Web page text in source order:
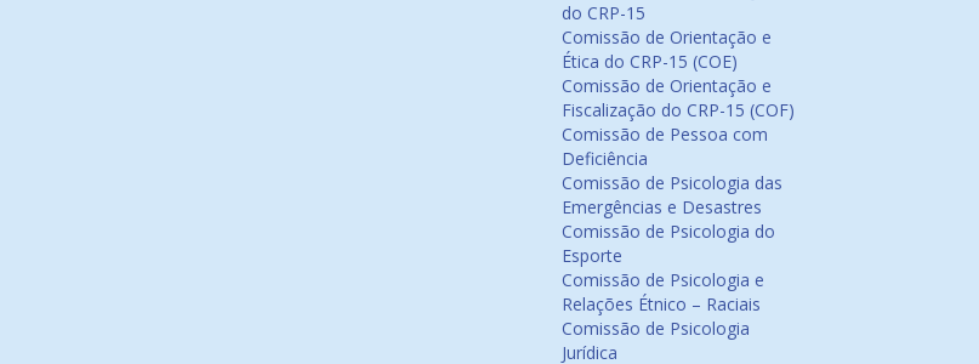
do CRP-15
Comissão de Orientação e
Ética do CRP-15 (COE)
Comissão de Orientação e
Fiscalização do CRP-15 (COF)
Comissão de Pessoa com
Deficiência
Comissão de Psicologia das
Emergências e Desastres
Comissão de Psicologia do
Esporte
Comissão de Psicologia e
Relações Étnico – Raciais
Comissão de Psicologia
Jurídica